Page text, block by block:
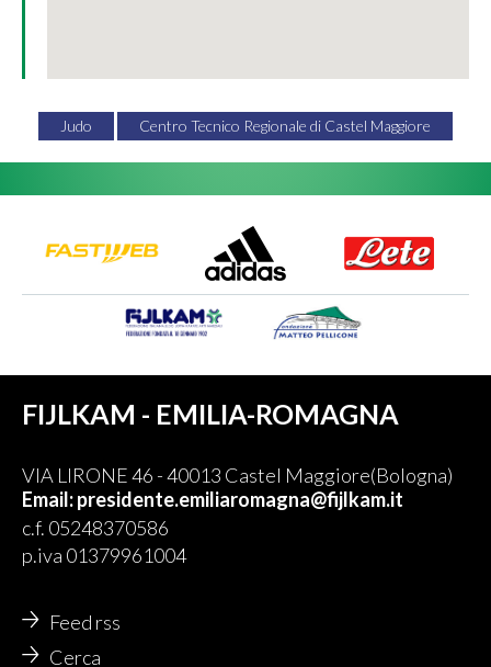
Judo Centro Tecnico Regionale di Castel Maggiore
FIJLKAM - EMILIA-ROMAGNA
VIA LIRONE 46 - 40013 Castel Maggiore(Bologna)
Email: presidente.emiliaromagna@fijlkam.it
c.f. 05248370586
p.iva 01379961004
Feed rss
Cerca